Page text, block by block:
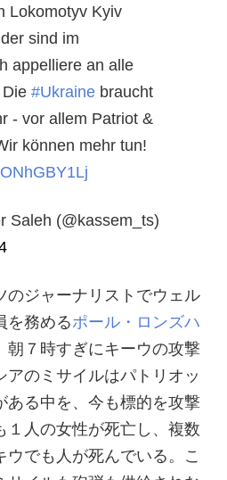
Lokomotyv Kyiv
sind im
appelliere an alle
Die#Ukraine braucht
- vor allem Patriot &
können mehr tun!
Saleh (@kassem_ts)
のジャーナリストでウェル
を務めるポール・ロンズハ
朝７時すぎにキーウの攻撃
アのミサイルはパトリオッ
ある中を、今も標的を攻撃
１人の女性が死亡し、複数
でも人が死んでいる。こ